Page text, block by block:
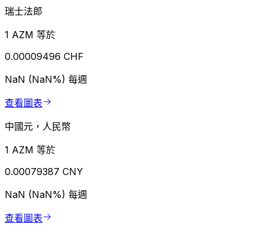
瑞士法郎
1 AZM 等於
0.00009496 CHF
NaN (NaN%) 每週
查看圖表
中國元，人民幣
1 AZM 等於
0.00079387 CNY
NaN (NaN%) 每週
查看圖表